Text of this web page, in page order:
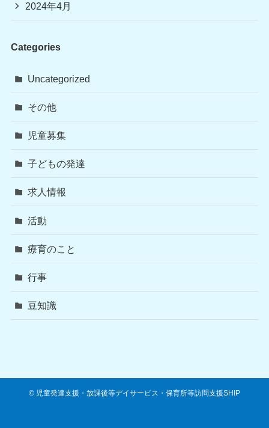
2024年4月
Categories
Uncategorized
その他
児童募集
子どもの発達
求人情報
活動
療育のこと
行事
豆知識
© 児童発達支援・放課後等デイサービス・保育所等訪問支援SHIP